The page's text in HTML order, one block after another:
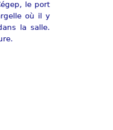
le port
où il y
la salle.